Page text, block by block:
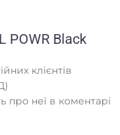
POWR Black
клієнтів
про неї в коментарі